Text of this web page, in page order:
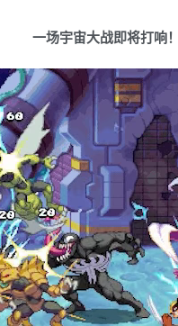
一场宇宙大战即将打响！